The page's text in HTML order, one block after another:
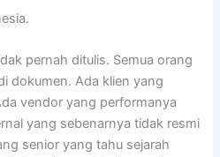
pernah ditulis. Semua orang
dokumen. Ada klien yang
vendor yang performanya
yang sebenarnya tidak resmi
senior yang tahu sejarah